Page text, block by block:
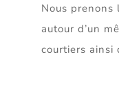
Nous prenons
autour d’un
courtiers ainsi